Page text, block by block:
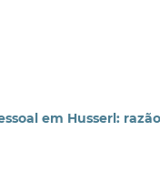
em Husserl: